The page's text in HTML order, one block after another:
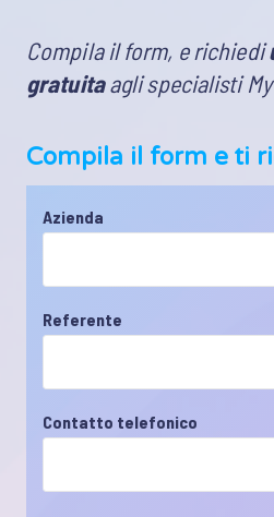
Compila il form, e richiedi
gratuitaagli specialisti
Compila il form e ti
Azienda
Referente
Contatto telefonico